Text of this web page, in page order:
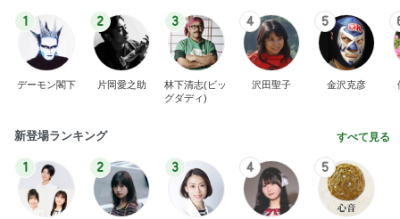
1
デーモン閣下
2
片岡愛之助
3
林下清志(ビッ
グダディ)
4
沢田聖子
5
金沢克彦
新登場ランキング すべて見る
1 2 3 4 5